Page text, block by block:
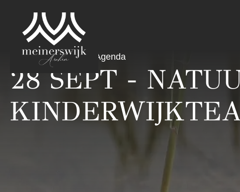
20 september 2025 Agenda
28 SEPT -